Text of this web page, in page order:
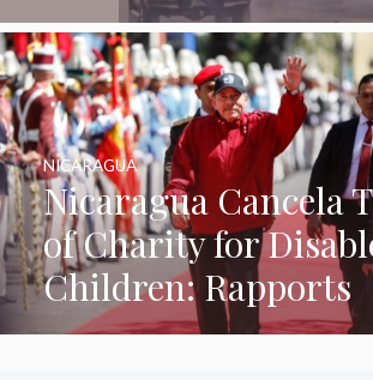
Nicaragua Cancela
of Charity for
Children: Rapports
NICARAGUA